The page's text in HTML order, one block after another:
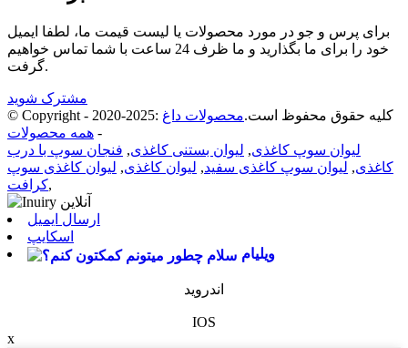
برای پرس و جو در مورد محصولات یا لیست قیمت ما، لطفا ایمیل
خود را برای ما بگذارید و ما ظرف 24 ساعت با شما تماس خواهیم
گرفت.
مشترک شوید
© Copyright - 2020-2025: کلیه حقوق محفوظ است. محصولات داغ
- همه محصولات
لیوان سوپ کاغذی, لیوان بستنی کاغذی, فنجان سوپ با درب
کاغذی, لیوان سوپ کاغذی سفید, لیوان کاغذی, لیوان کاغذی سوپ
کرافت,
ارسال ایمیل
اسکایپ
ویلیام
اندروید
IOS
x